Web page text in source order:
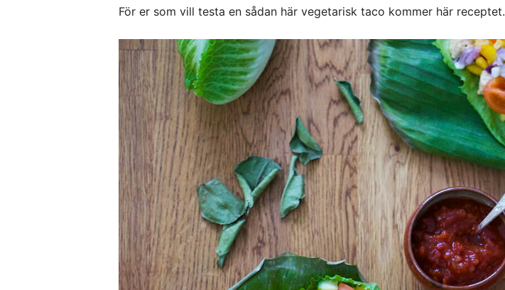
För er som vill testa en sådan här vegetarisk taco kommer här receptet.